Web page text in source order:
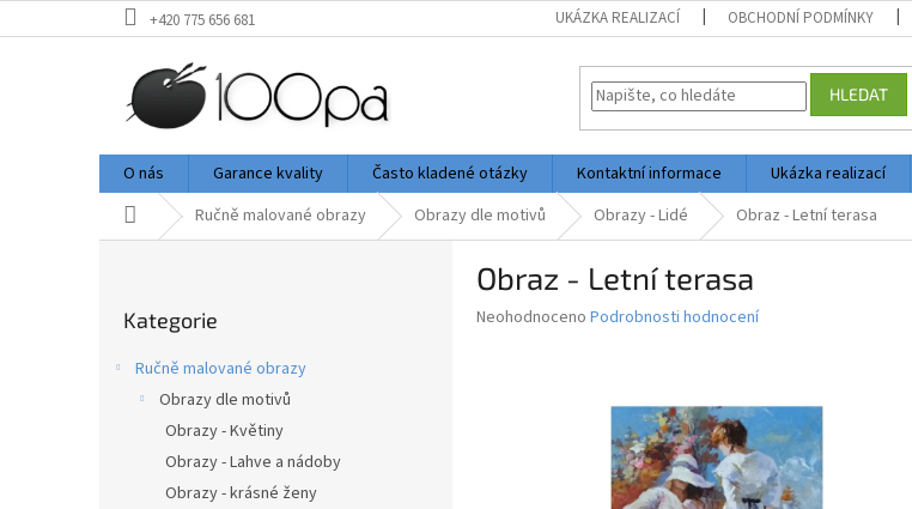
na
+420 775 656 681 UKÁZKA REALIZACÍ OBCHODNÍ PODMÍNKY
HLEDAT
O nás Garance kvality Často kladené otázky Kontaktní informace Ukázka realizací
Domů Ručně malované obrazy Obrazy dle motivů Obrazy - Lidé Obraz - Letní terasa
kategorie
Kategorie
Ručně malované obrazy
Obrazy dle motivů
Obrazy - Květiny
Obrazy - Lahve a nádoby
Obrazy - krásné ženy
Obraz - Letní terasa
Průměrné
Neohodnoceno Podrobnosti hodnocení